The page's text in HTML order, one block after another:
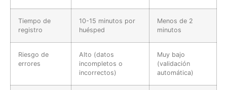
Tiempo de
registro
10-15 minutos por
huésped
Menos de 2
minutos
Riesgo de
errores
Alto (datos
incompletos o
incorrectos)
Muy bajo
(validación
automática)